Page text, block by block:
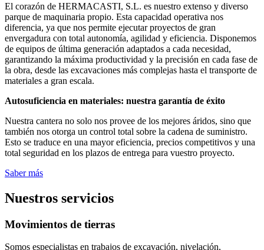
El corazón de HERMACASTI, S.L. es nuestro extenso y diverso
parque de maquinaria propio. Esta capacidad operativa nos
diferencia, ya que nos permite ejecutar proyectos de gran
envergadura con total autonomía, agilidad y eficiencia. Disponemos
de equipos de última generación adaptados a cada necesidad,
garantizando la máxima productividad y la precisión en cada fase de
la obra, desde las excavaciones más complejas hasta el transporte de
materiales a gran escala.
Autosuficiencia en materiales: nuestra garantía de éxito
Nuestra cantera no solo nos provee de los mejores áridos, sino que
también nos otorga un control total sobre la cadena de suministro.
Esto se traduce en una mayor eficiencia, precios competitivos y una
total seguridad en los plazos de entrega para vuestro proyecto.
Saber más
Nuestros servicios
Movimientos de tierras
Somos especialistas en trabajos de excavación, nivelación,